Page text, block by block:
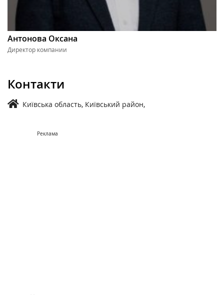
Антонова Оксана
Директор компании
Контакти
Київська область, Київський район,
Реклама